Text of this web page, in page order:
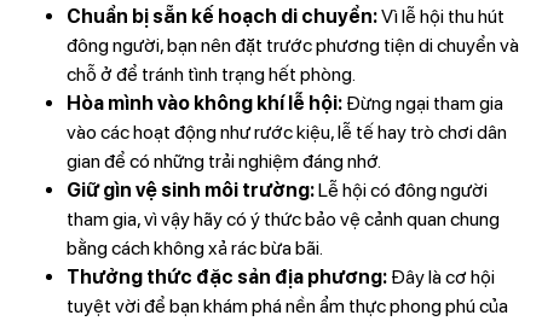
Chuẩn bị sẵn kế hoạch di chuyển:Vì lễ hội thu hút
đông người, bạn nên đặt trước phương tiện di chuyển và
chỗ ở để tránh tình trạng hết phòng.
Hòa mình vào không khí lễ hội: Đừng ngại tham gia
vào các hoạt động như rước kiệu, lễ tế hay trò chơi dân
gian để có những trải nghiệm đáng nhớ.
Giữ gìn vệ sinh môi trường:Lễ hội có đông người
tham gia, vì vậy hãy có ý thức bảo vệ cảnh quan chung
bằng cách không xả rác bừa bãi.
Thưởng thức đặc sản địa phương: Đây là cơ hội
tuyệt vời để bạn khám phá nền ẩm thực phong phú của